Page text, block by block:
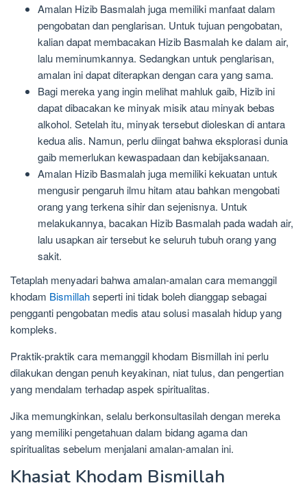
Amalan Hizib Basmalah juga memiliki manfaat dalam
pengobatan dan penglarisan. Untuk tujuan pengobatan,
kalian dapat membacakan Hizib Basmalah ke dalam air,
lalu meminumkannya. Sedangkan untuk penglarisan,
amalan ini dapat diterapkan dengan cara yang sama.
Bagi mereka yang ingin melihat mahluk gaib, Hizib ini
dapat dibacakan ke minyak misik atau minyak bebas
alkohol. Setelah itu, minyak tersebut dioleskan di antara
kedua alis. Namun, perlu diingat bahwa eksplorasi dunia
gaib memerlukan kewaspadaan dan kebijaksanaan.
Amalan Hizib Basmalah juga memiliki kekuatan untuk
mengusir pengaruh ilmu hitam atau bahkan mengobati
orang yang terkena sihir dan sejenisnya. Untuk
melakukannya, bacakan Hizib Basmalah pada wadah air,
lalu usapkan air tersebut ke seluruh tubuh orang yang
sakit.
Tetaplah menyadari bahwa amalan-amalan cara memanggil
khodam Bismillahseperti ini tidak boleh dianggap sebagai
pengganti pengobatan medis atau solusi masalah hidup yang
kompleks.
Praktik-praktik cara memanggil khodam Bismillah ini perlu
dilakukan dengan penuh keyakinan, niat tulus, dan pengertian
yang mendalam terhadap aspek spiritualitas.
Jika memungkinkan, selalu berkonsultasilah dengan mereka
yang memiliki pengetahuan dalam bidang agama dan
spiritualitas sebelum menjalani amalan-amalan ini.
Khasiat Khodam Bismillah